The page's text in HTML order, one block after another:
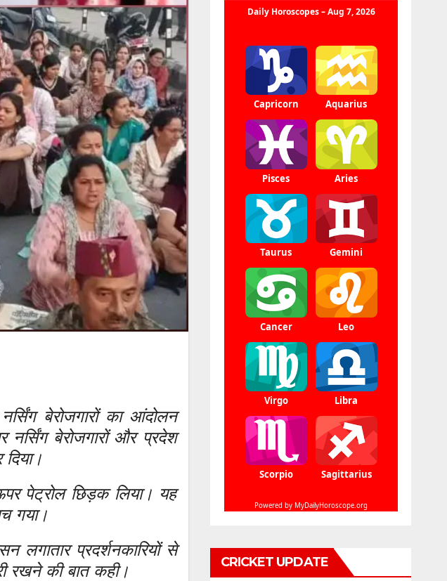
बेरोजगारों का आंदोलन
बेरोजगारों और प्रदेश
पेट्रोल छिड़क लिया। यह
गया।
प्रदर्शनकारियों से
रखने की बात कही।
CRICKET UPDATE